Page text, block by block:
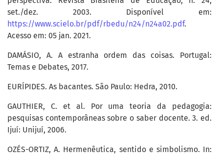
set./dez. 2003. Disponível em:
https://www.scielo.br/pdf/rbedu/n24/n24a02.pdf.
Acesso em: 05 jan. 2021.
DAMÁSIO, A. A estranha ordem das coisas. Portugal:
Temas e Debates, 2017.
EURÍPIDES. As bacantes. São Paulo: Hedra, 2010.
GAUTHIER, C. et al. Por uma teoria da pedagogia:
pesquisas contemporâneas sobre o saber docente. 3. ed.
Ijuí: Unijuí, 2006.
OZÉS-ORTIZ, A. Hermenêutica, sentido e simbolismo. In: